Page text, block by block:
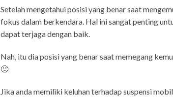
Setelah mengetahui posisi yang benar saat
fokus dalam berkendara. Hal ini sangat penting
dapat terjaga dengan baik.
Nah, itu dia posisi yang benar saat memegang
🙂
Jika anda memiliki keluhan terhadap suspensi